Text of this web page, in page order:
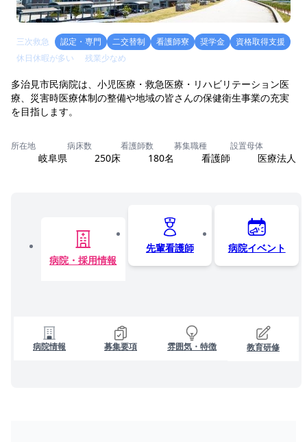
三次救急 認定・専門 二交替制 看護師寮 奨学金
資格取得支援
休日休暇が多い
残業少なめ
多治見市民病院は、小児医療・救急医療・リハビリテーション医
療、災害時医療体制の整備や地域の皆さんの保健衛生事業の充実
を目指します。
所在地
岐阜県
病床数
250床
看護師数
180名
募集職種
看護師
設置母体
医療法人
病院・採用情報
先輩看護師 病院イベント
病院情報 募集要項 雰囲気・特徴 教育研修